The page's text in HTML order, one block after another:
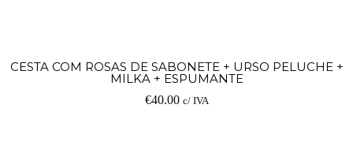
CESTA COM ROSAS DE SABONETE + URSO PELUCHE +
MILKA + ESPUMANTE
€40.00 c/ IVA